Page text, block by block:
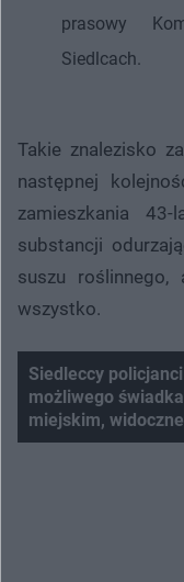
prasowy
Siedlcach.
Takie znalezisko
następnej
zamieszkania
substancji
suszu
wszystko.
Siedleccy
możliwego
miejskim,